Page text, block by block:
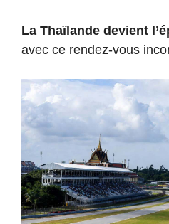
La Thaïlande devient
avec ce rendez-vous